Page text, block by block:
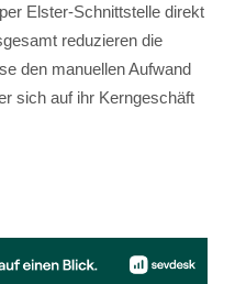
Elster-Schnittstelle direkt
reduzieren die
den manuellen Aufwand
sich auf ihr Kerngeschäft